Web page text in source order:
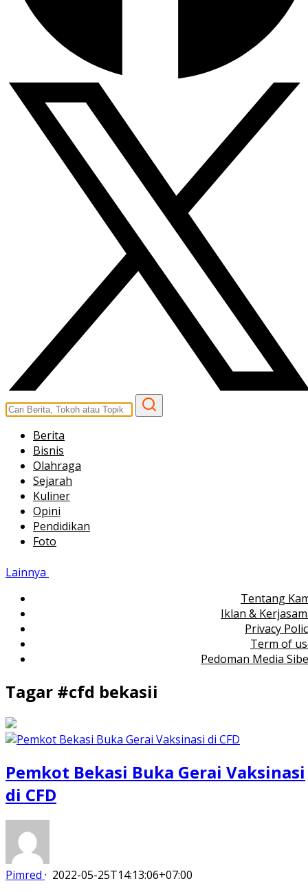
Berita
Bisnis
Olahraga
Sejarah
Kuliner
Opini
Pendidikan
Foto
Lainnya
Tentang
Iklan &
Privacy
Term of
Pedoman Media
Tagar #cfd bekasii
Pemkot Bekasi Buka Gerai Vaksinasi
di CFD
Pimred · 2022-05-25T14:13:06+07:00